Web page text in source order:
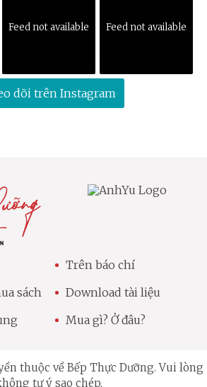
Feed not available Feed not available
dõi trên Instagram
sách
Trên báo chí
Download tài liệu
Mua gì? Ở đâu?
thuộc về Bếp Thực Dưỡng. Vui lòng
tự ý sao chép.